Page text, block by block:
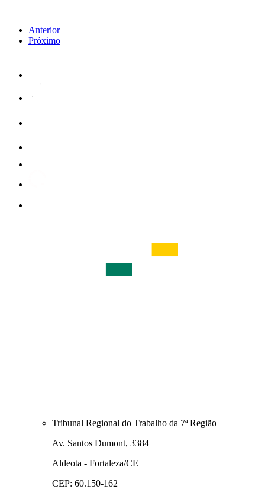
Anterior
Próximo
Tribunal Regional do Trabalho da 7ª Região
Av. Santos Dumont, 3384
Aldeota - Fortaleza/CE
CEP: 60.150-162